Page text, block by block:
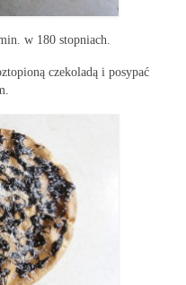
w 180 stopniach.
czekoladą i posypać